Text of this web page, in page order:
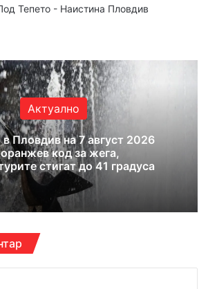
Тепето - Наистина Пловдив
Актуално
Пловдив на 7 август 2026
оранжев код за жега,
стигат до 41 градуса